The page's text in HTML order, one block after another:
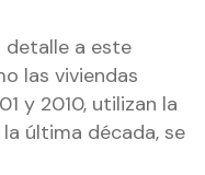
detalle a este
las viviendas
y 2010, utilizan la
última década, se